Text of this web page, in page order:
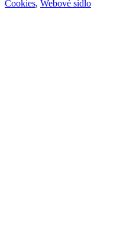
Cookies, Webové sídlo